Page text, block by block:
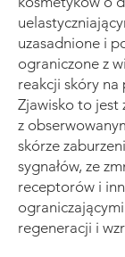
uzasadnione i
ograniczone z
reakcji skóry
Zjawisko to jest
z
skórze
sygnałów, ze
receptorów i
regeneracji i